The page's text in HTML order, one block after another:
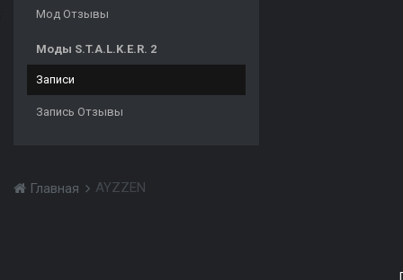
Мод Отзывы
Моды S.T.A.L.K.E.R. 2
Записи
Запись Отзывы
Главная AYZZEN